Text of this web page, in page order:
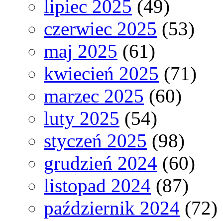
lipiec 2025 (49)
czerwiec 2025 (53)
maj 2025 (61)
kwiecień 2025 (71)
marzec 2025 (60)
luty 2025 (54)
styczeń 2025 (98)
grudzień 2024 (60)
listopad 2024 (87)
październik 2024 (72)